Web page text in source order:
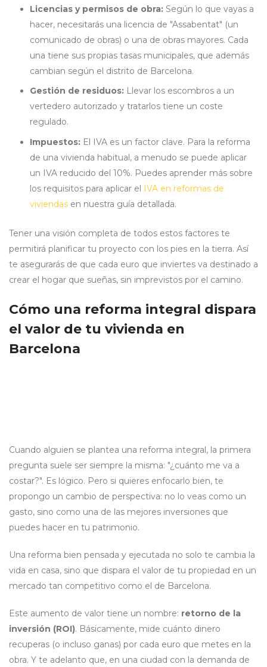
Licencias y permisos de obra: Según lo que vayas a
hacer, necesitarás una licencia de "Assabentat" (un
comunicado de obras) o una de obras mayores. Cada
una tiene sus propias tasas municipales, que además
cambian según el distrito de Barcelona.
Gestión de residuos: Llevar los escombros a un
vertedero autorizado y tratarlos tiene un coste
regulado.
Impuestos: El IVA es un factor clave. Para la reforma
de una vivienda habitual, a menudo se puede aplicar
un IVA reducido del 10%. Puedes aprender más sobre
los requisitos para aplicar el IVA en reformas de
viviendas en nuestra guía detallada.
Tener una visión completa de todos estos factores te
permitirá planificar tu proyecto con los pies en la tierra. Así
te asegurarás de que cada euro que inviertes va destinado a
crear el hogar que sueñas, sin imprevistos por el camino.
Cómo una reforma integral dispara
el valor de tu vivienda en
Barcelona
Cuando alguien se plantea una reforma integral, la primera
pregunta suele ser siempre la misma: "¿cuánto me va a
costar?". Es lógico. Pero si quieres enfocarlo bien, te
propongo un cambio de perspectiva: no lo veas como un
gasto, sino como una de las mejores inversiones que
puedes hacer en tu patrimonio.
Una reforma bien pensada y ejecutada no solo te cambia la
vida en casa, sino que dispara el valor de tu propiedad en un
mercado tan competitivo como el de Barcelona.
Este aumento de valor tiene un nombre: retorno de la
inversión (ROI). Básicamente, mide cuánto dinero
recuperas (o incluso ganas) por cada euro que metes en la
obra. Y te adelanto que, en una ciudad con la demanda de